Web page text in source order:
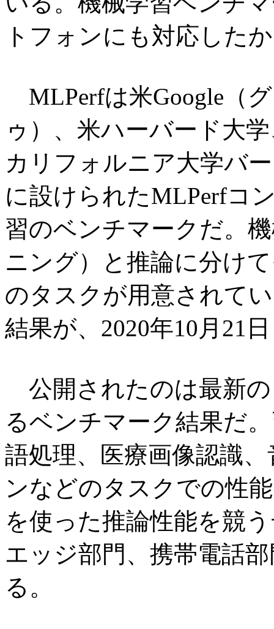
トフォンにも対応した
MLPerfは米Google（
ゥ）、米ハーバード大
カリフォルニア大学バ
に設けられたMLPerfコ
習のベンチマークだ。
ニング）と推論に分け
のタスクが用意されて
結果が、2020年10月21
公開されたのは最新の
るベンチマーク結果だ
語処理、医療画像認識
ンなどのタスクでの性
を使った推論性能を競
エッジ部門、携帯電話
る。